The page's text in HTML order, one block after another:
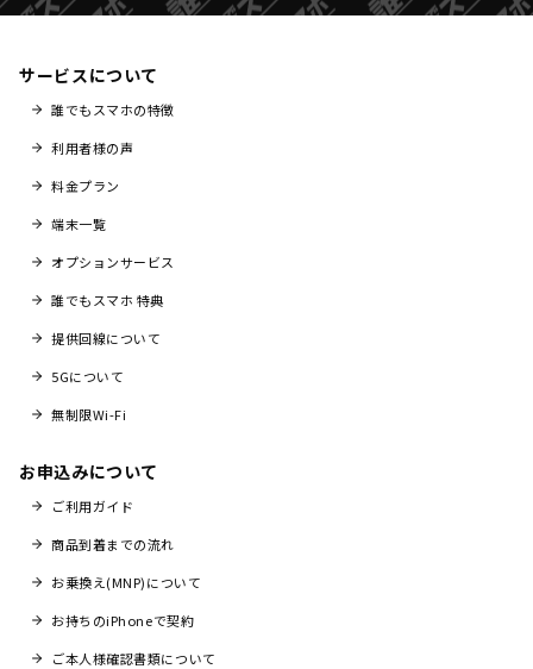
サービスについて
誰でもスマホの特徴
利用者様の声
料金プラン
端末一覧
オプションサービス
誰でもスマホ 特典
提供回線について
5Gについて
無制限Wi-Fi
お申込みについて
ご利用ガイド
商品到着までの流れ
お乗換え(MNP)について
お持ちのiPhoneで契約
ご本人様確認書類について